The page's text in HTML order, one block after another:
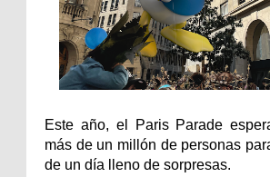
Este año, el Paris Parade
más de un millón de personas
de un día lleno de sorpresas.